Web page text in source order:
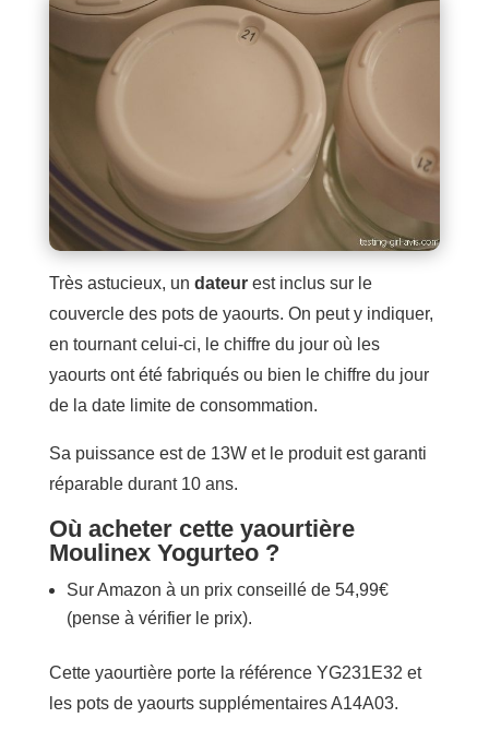
Très astucieux, un dateur est inclus sur le
couvercle des pots de yaourts. On peut y indiquer,
en tournant celui-ci, le chiffre du jour où les
yaourts ont été fabriqués ou bien le chiffre du jour
de la date limite de consommation.
Sa puissance est de 13W et le produit est garanti
réparable durant 10 ans.
Où acheter cette yaourtière
Moulinex Yogurteo ?
Sur Amazon à un prix conseillé de 54,99€
(pense à vérifier le prix).
Cette yaourtière porte la référence YG231E32 et
les pots de yaourts supplémentaires A14A03.